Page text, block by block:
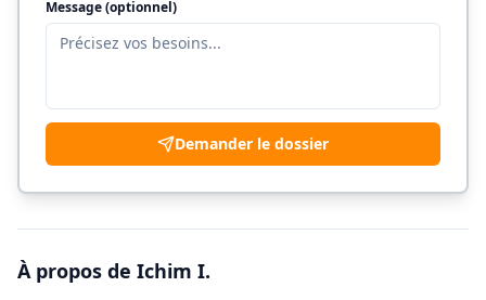
Message (optionnel)
Demander le dossier
À propos de Ichim I.